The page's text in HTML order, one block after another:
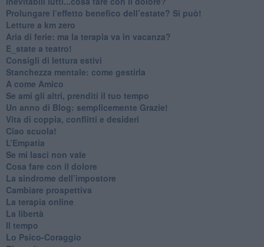
Prolungare l’effetto benefico dell’estate? Si può!
​Letture a km zero
​Aria di ferie: ma la terapia va in vacanza?
​E_state a teatro!
​Consigli di lettura estivi
​Stanchezza mentale: come gestirla
​A come Amico
​Se ami gli altri, prenditi il tuo tempo
​Un anno di Blog: semplicemente Grazie!
​Vita di coppia, conflitti e desideri
​Ciao scuola!
​L’Empatia
​Se mi lasci non vale
Cosa fare con il dolore
​La sindrome dell’impostore
​Cambiare prospettiva
La terapia online
La libertà
​Il tempo
​Lo Psico-Coraggio